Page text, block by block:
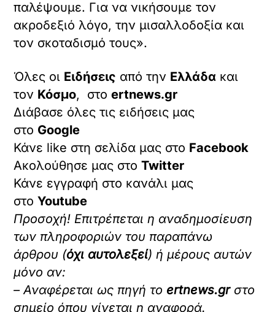
παλέψουμε. Για να νικήσουμε τον
ακροδεξιό λόγο, την μισαλλοδοξία και
τον σκοταδισμό τους».
Όλες οι Ειδήσεις από την Ελλάδα και
τον Κόσμο, στοertnews.gr
Διάβασε όλες τις ειδήσεις μας
στο Google
Κάνε like στη σελίδα μας στο Facebook
Ακολούθησε μας στοTwitter
Κάνε εγγραφή στο κανάλι μας
στοYoutube
Προσοχή! Επιτρέπεται η αναδημοσίευση
των πληροφοριών του παραπάνω
άρθρου (όχι αυτολεξεί) ή μέρους αυτών
μόνο αν:
– Αναφέρεται ως πηγή το ertnews.gr στο
σημείο όπου γίνεται η αναφορά.